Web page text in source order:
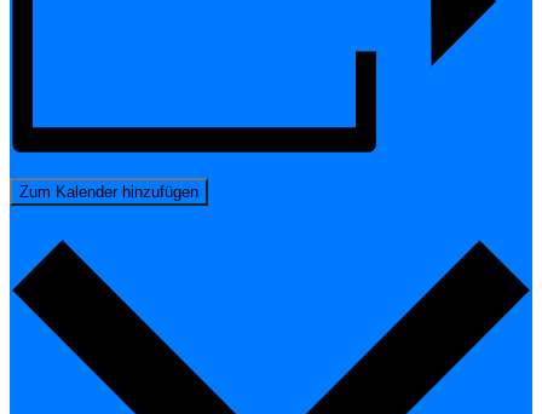
Zum Kalender hinzufügen